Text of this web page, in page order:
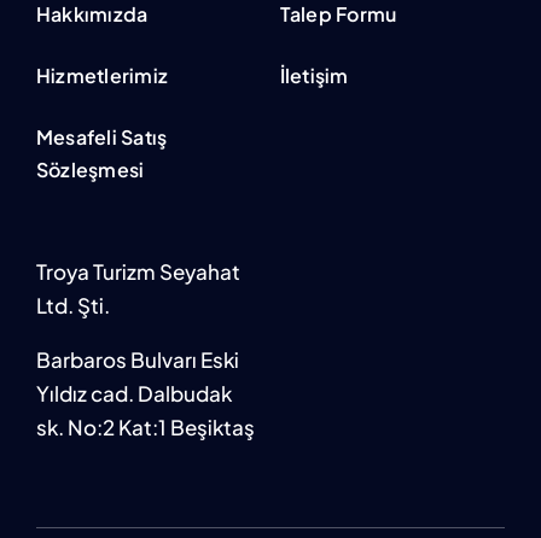
Hakkımızda
Hizmetlerimiz
Mesafeli Satış
Sözleşmesi
Talep Formu
İletişim
Troya Turizm Seyahat
Ltd. Şti.
Barbaros Bulvarı Eski
Yıldız cad. Dalbudak
sk. No:2 Kat:1 Beşiktaş